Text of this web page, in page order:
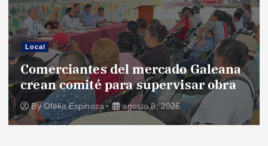
Local
Comerciantes del mercado Galeana
crean comité para supervisar obra
ByOfelia Espinoza agosto 8, 2026